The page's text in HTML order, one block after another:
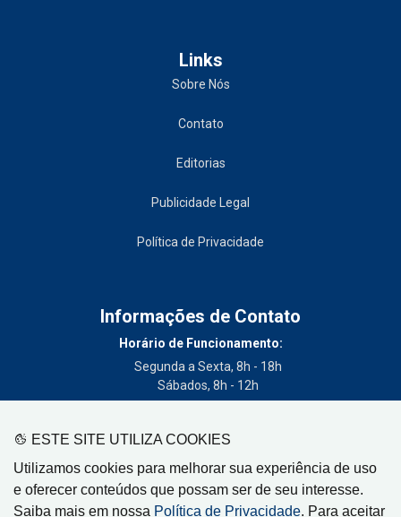
ESTE SITE UTILIZA COOKIES
Utilizamos cookies para melhorar sua experiência de uso
e oferecer conteúdos que possam ser de seu interesse.
Saiba mais em nossa Política de Privacidade. Para aceitar
Links
Sobre Nós
Contato
Editorias
Publicidade Legal
Política de Privacidade
Informações de Contato
Horário de Funcionamento:
Segunda a Sexta, 8h - 18h
Sábados, 8h - 12h
(19) 3404-3700
Circulação:
Limeira - SP, Artur Nogueira - SP, Cordeirópolis - SP,
Engenheiro Coelho - SP, Iracemápolis - SP